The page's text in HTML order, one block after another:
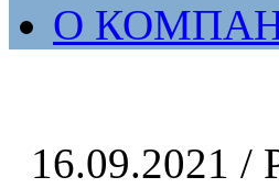
О
16.09.2021 /